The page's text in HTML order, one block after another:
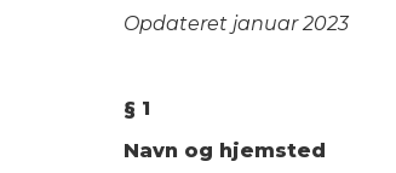
Opdateret januar 2023
§ 1
Navn og hjemsted